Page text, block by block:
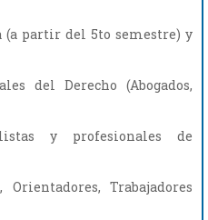
(a partir del 5to semestre) y
del Derecho (Abogados,
y profesionales de
Orientadores, Trabajadores